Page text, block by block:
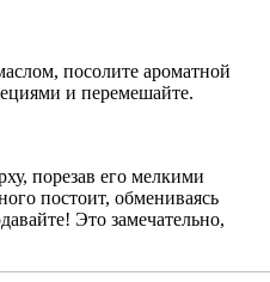
посолите ароматной
и перемешайте.
порезав его мелкими
постоит, обмениваясь
Это замечательно,